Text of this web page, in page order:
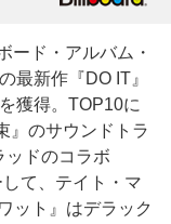
ド・アルバム・
最新作『DO IT』
獲得。TOP10に
』のサウンドトラ
ッドのコラボ
て、テイト・マ
ット』はデラック